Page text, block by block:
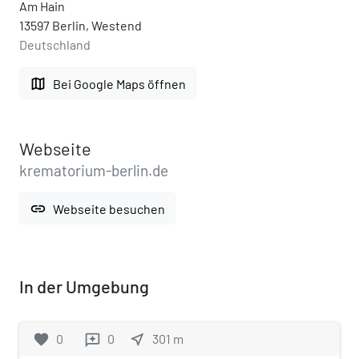
Am Hain
13597 Berlin, Westend
Deutschland
map Bei Google Maps öffnen
Webseite
krematorium-berlin.de
link Webseite besuchen
In der Umgebung
favorite 0 reviews 0 near_me 301 m